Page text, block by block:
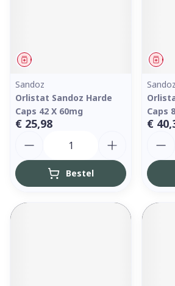
Geneesmiddel
Sandoz
Orlistat Sandoz Harde
Caps 42 X 60mg
€ 25,98
Bestel
Sandoz
Caps
€